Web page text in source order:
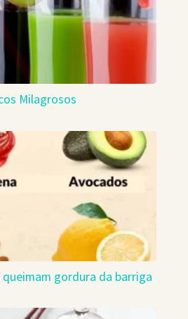
Milagrosos
gordura da barriga